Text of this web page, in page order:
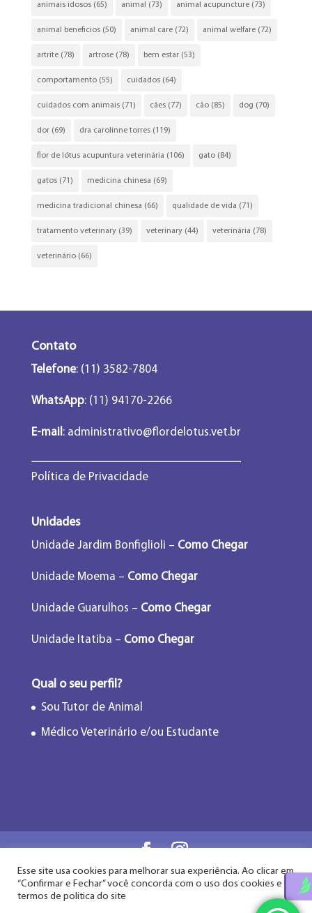
animais idosos(65) animal (73) animal acupuncture(73)
animal beneficios(50) animal care(72) animal welfare(72)
artrite(78) artrose(78) bem estar(53)
comportamento(55) cuidados(64)
cuidados com animais(71) cães(77) cão(85) dog (70)
dor(69) dra carolinne torres(119)
flor de lótus acupuntura veterinária (106) gato(84)
gatos(71) medicina chinesa (69)
medicina tradicional chinesa (66) qualidade de vida (71)
tratamento veterinary(39) veterinary(44) veterinária (78)
veterinário(66)
Contato
Telefone: (11) 3582-7804
WhatsApp: (11) 94170-2266
E-mail:administrativo@flordelotus.vet.br
Política de Privacidade
Unidades
Unidade Jardim Bonfiglioli – Como Chegar
Unidade Moema – Como Chegar
Unidade Guarulhos – Como Chegar
Unidade Itatiba – Como Chegar
Qual o seu perfil?
Sou Tutor de Animal
Médico Veterinário e/ou Estudante
Flor de Lótus Acupuntura Veterinária® - Desde
Esse site usa cookies para melhorar sua experiência. Ao clicar em
“Confirmar e Fechar” você concorda com o uso dos cookies e
termos de politica do site